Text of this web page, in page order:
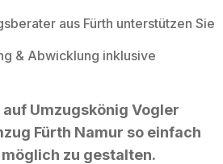
aus Fürth unterstützen Sie
& Abwicklung inklusive
Umzugskönig Vogler
Fürth Namur so einfach
zu gestalten.